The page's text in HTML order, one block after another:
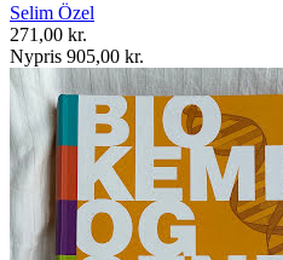
Selim Özel
271,00 kr.
Nypris 905,00 kr.